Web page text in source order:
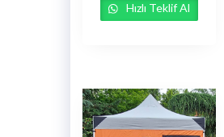
Hızlı Teklif Al